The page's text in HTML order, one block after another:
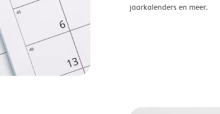
jaarkalenders en meer.